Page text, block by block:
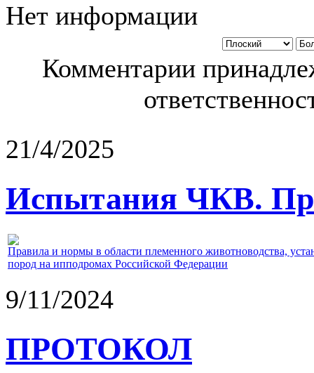
Нет информации
Комментарии
21/4/2025
Испытания ЧКВ.
Правила и нормы в области племенного животноводства,
пород на ипподромах Российской Федерации
9/11/2024
ПРОТОКОЛ